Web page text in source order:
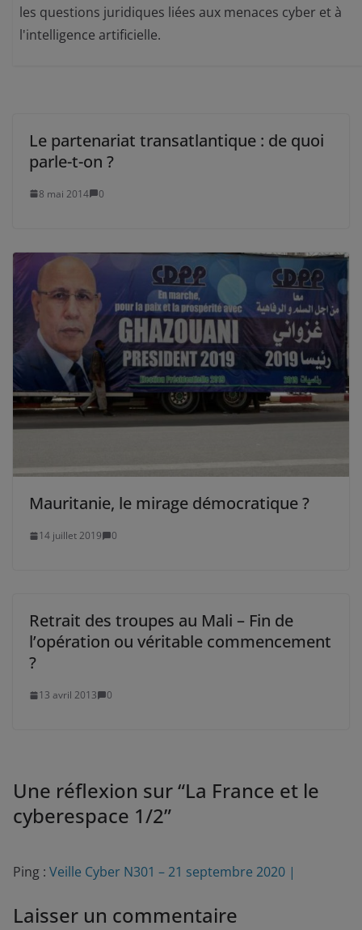
les questions juridiques liées aux menaces cyber et à
l'intelligence artificielle.
Le partenariat transatlantique : de quoi
parle-t-on ?
8 mai 2014 0
Mauritanie, le mirage démocratique ?
14 juillet 2019 0
Retrait des troupes au Mali – Fin de
l’opération ou véritable commencement
?
13 avril 2013 0
Une réflexion sur “La France et le
cyberespace 1/2”
Ping : Veille Cyber N301 – 21 septembre 2020 |
Laisser un commentaire